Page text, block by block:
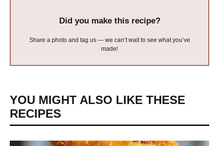
Did you make this recipe?
Share a photo and tag us — we can’t wait to see what you’ve
made!
YOU MIGHT ALSO LIKE THESE
RECIPES